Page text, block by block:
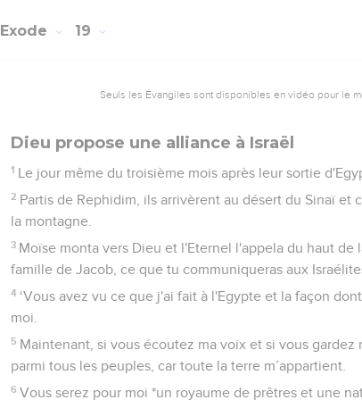
Exode 19
Seuls les Évangiles sont disponibles en vidéo pour le
Dieu propose une alliance à Israël
1 Le jour même du troisième mois après leur sortie
2 Partis de Rephidim, ils arrivèrent au désert du Sinaï et
la montagne.
3 Moïse monta vers Dieu et l'Eternel l'appela du haut
famille de Jacob, ce que tu communiqueras aux
4 ‘Vous avez vu ce que j'ai fait à l'Egypte et la façon
moi.
5 Maintenant, si vous écoutez ma voix et si vous
parmi tous les peuples, car toute la terre m’appartient.
6 Vous serez pour moi *un royaume de prêtres et une